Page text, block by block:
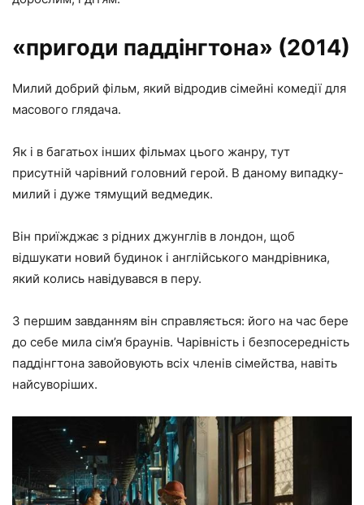
«пригоди паддінгтона» (2014)
Милий добрий фільм, який відродив сімейні комедії для
масового глядача.
Як і в багатьох інших фільмах цього жанру, тут
присутній чарівний головний герой. В даному випадку-
милий і дуже тямущий ведмедик.
Він приїжджає з рідних джунглів в лондон, щоб
відшукати новий будинок і англійського мандрівника,
який колись навідувався в перу.
З першим завданням він справляється: його на час бере
до себе мила сім’я браунів. Чарівність і безпосередність
паддінгтона завойовують всіх членів сімейства, навіть
найсуворіших.